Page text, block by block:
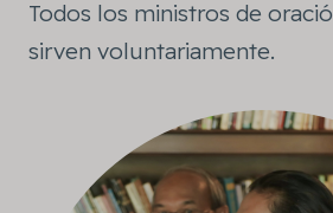
Todos los ministros de
sirven voluntariamente.